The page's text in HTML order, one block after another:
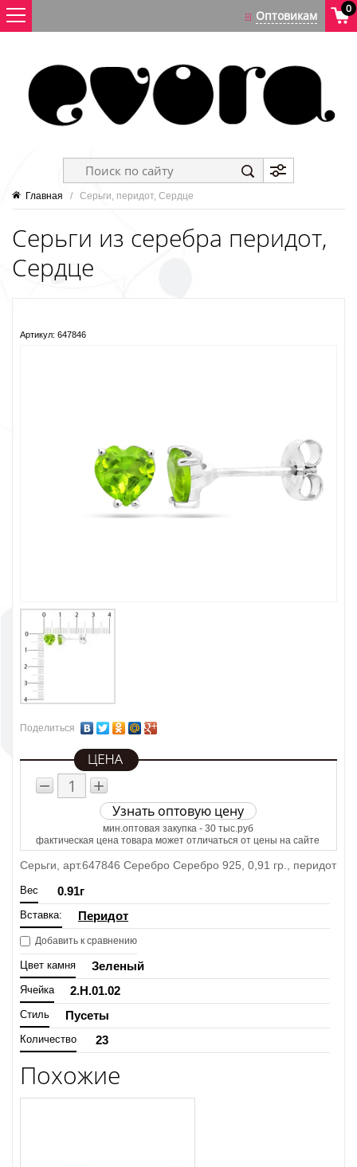
0
Главная /   Серьги, перидот, Сердце
Серьги из серебра перидот,
Сердце
Артикул: 647846
Поделиться
− +
Узнать оптовую цену
мин.оптовая закупка - 30 тыс.руб
фактическая цена товара может отличаться от цены на сайте
Серьги, арт.647846 Серебро Серебро 925, 0,91 гр., перидот
Вес 0.91г
Вставка: Перидот
Добавить к сравнению
Цвет камня Зеленый
Ячейка 2.H.01.02
Стиль Пусеты
Количество 23
Похожие